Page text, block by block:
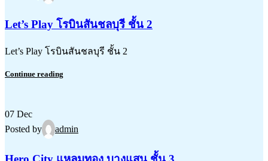
Let’s Play โรบินสันชลบุรี ชั้น 2
Let’s Play โรบินสันชลบุรี ชั้น 2
Continue reading
07 Dec
Posted by
admin